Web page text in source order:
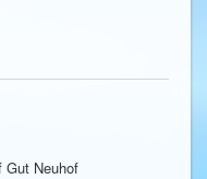
Gut Neuhof